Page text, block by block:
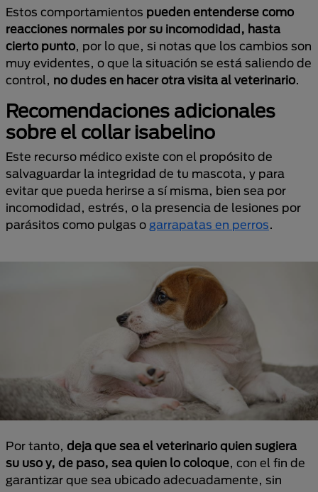
Estos comportamientos pueden entenderse como
reacciones normales por su incomodidad, hasta
cierto punto, por lo que, si notas que los cambios son
muy evidentes, o que la situación se está saliendo de
control, no dudes en hacer otra visita al veterinario.
Recomendaciones adicionales
sobre el collar isabelino
Este recurso médico existe con el propósito de
salvaguardar la integridad de tu mascota, y para
evitar que pueda herirse a sí misma, bien sea por
incomodidad, estrés, o la presencia de lesiones por
parásitos como pulgas o garrapatas en perros.
Por tanto, deja que sea el veterinario quien sugiera
su uso y, de paso, sea quien lo coloque, con el fin de
garantizar que sea ubicado adecuadamente, sin